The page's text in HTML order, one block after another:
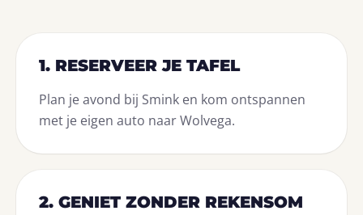
1. RESERVEER JE TAFEL
Plan je avond bij Smink en kom ontspannen
met je eigen auto naar Wolvega.
2. GENIET ZONDER REKENSOM